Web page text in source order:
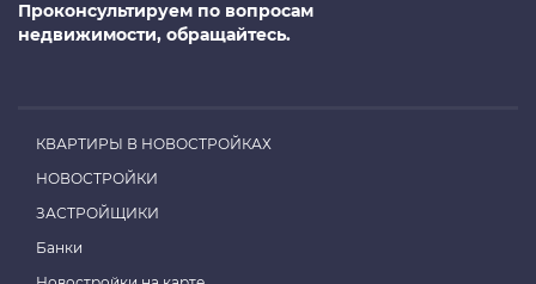
Проконсультируем по вопросам
недвижимости, обращайтесь.
КВАРТИРЫ В НОВОСТРОЙКАХ
НОВОСТРОЙКИ
ЗАСТРОЙЩИКИ
Банки